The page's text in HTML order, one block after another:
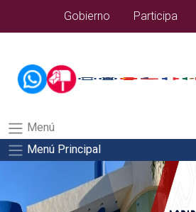
docentes/pdfSalida del comando:
Gobierno Participa
Menú
Menú Principal